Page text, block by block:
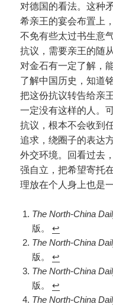
对德国的看法。这种
希亲王的宴会布置上
不免有些太过书生意
抗议，需要亲王的随
对金石有一定了解，
了解中国历史，知道
把这份抗议转告给亲
一定没有这样的人。
抗议，根本不会收到
追求，绕圈子的表达
外交环境。回看过去
强自立，把希望寄托
理放在个人身上也是
The North-China
版。↩︎
The North-China
版。↩︎
The North-China
版。↩︎
The North-China